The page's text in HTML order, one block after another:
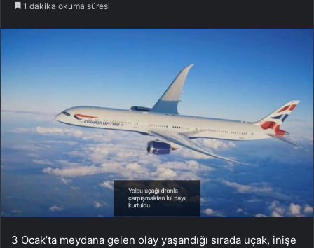
1 dakika okuma süresi
3 Ocak’ta meydana gelen olay yaşandığı sırada uçak, inişe